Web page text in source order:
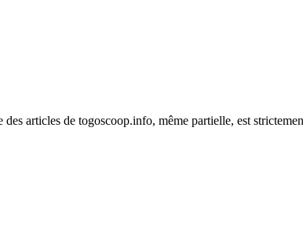
articles de togoscoop.info, même partielle, est